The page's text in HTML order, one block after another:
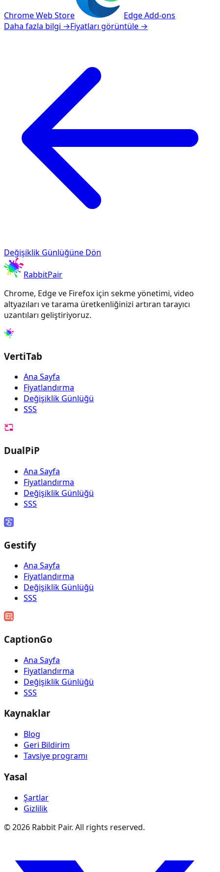
Chrome Web Store
Edge Add-ons
Daha fazla bilgi →Fiyatları görüntüle →
Değişiklik Günlüğüne Dön
RabbitPair
Chrome, Edge ve Firefox için sekme yönetimi, video
altyazıları ve tarama üretkenliğinizi artıran tarayıcı
uzantıları geliştiriyoruz.
VertiTab
Ana Sayfa
Fiyatlandırma
Değişiklik Günlüğü
SSS
DualPiP
Ana Sayfa
Fiyatlandırma
Değişiklik Günlüğü
SSS
Gestify
Ana Sayfa
Fiyatlandırma
Değişiklik Günlüğü
SSS
CaptionGo
Ana Sayfa
Fiyatlandırma
Değişiklik Günlüğü
SSS
Kaynaklar
Blog
Geri Bildirim
Tavsiye programı
Yasal
Şartlar
Gizlilik
©2026 Rabbit Pair. All rights reserved.